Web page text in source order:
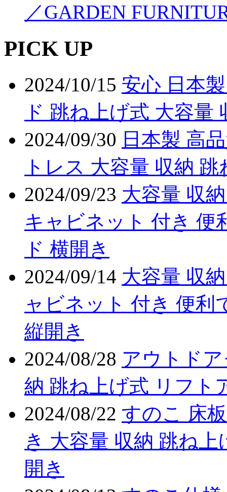
／GARDEN
PICK UP
2024/10/15 安心 日本
ド 跳ね上げ式 大容量
2024/09/30 日本製 高
トレス 大容量 収納
2024/09/23 大容量 収
キャビネット 付き 便
ド 横開き
2024/09/14 大容量 収
ャビネット 付き 便利
縦開き
2024/08/28 アウトド
納 跳ね上げ式 リフト
2024/08/22 すのこ 床
き 大容量 収納 跳ね
開き